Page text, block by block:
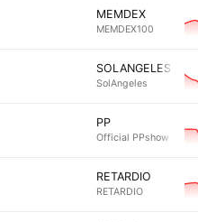
MEMDEX
MEMDEX100
SOLANGELES
SolAngeles
PP
Official PPshow
RETARDIO
RETARDIO